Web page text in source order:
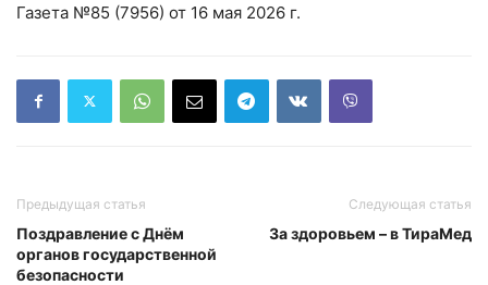
Газета №85 (7956) от 16 мая 2026 г.
Предыдущая статья
Поздравление с Днём
органов государственной
безопасности
Следующая статья
За здоровьем – в ТираМед